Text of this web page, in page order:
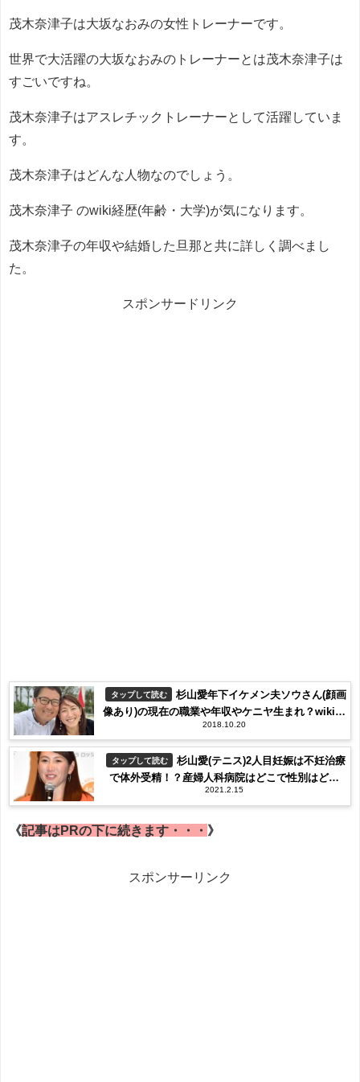
茂木奈津子は大坂なおみの女性トレーナーです。
世界で大活躍の大坂なおみのトレーナーとは茂木奈津子は
すごいですね。
茂木奈津子はアスレチックトレーナーとして活躍していま
す。
茂木奈津子はどんな人物なのでしょう。
茂木奈津子 のwiki経歴(年齢・大学)が気になります。
茂木奈津子の年収や結婚した旦那と共に詳しく調べまし
た。
スポンサードリンク
タップして読む
杉山愛年下イケメン夫ソウさん(顔画
像あり)の現在の職業や年収やケニヤ生まれ？wikiプ
ロフィール(経歴・年齢)！馴れ初めや子供や自宅画
像！【メレンゲの気持ち】
2018.10.20
タップして読む
杉山愛(テニス)2人目妊娠は不妊治療
で体外受精！？産婦人科病院はどこで性別はどっ
ち？
2021.2.15
《記事はPRの下に続きます・・・ 》
スポンサーリンク